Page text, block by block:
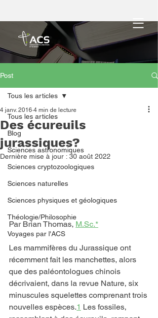
Post
Tous les articles
Blog
Sciences astronomiques
Sciences cryptozoologiques
Sciences naturelles
Sciences physiques et géologiques
Théologie/Philosophie
Voyages par l'ACS
Tous les articles
Des écureuils
jurassiques?
4 janv. 2016 4 min de lecture
Dernière mise à jour : 30 août 2022
Par Brian Thomas, M.Sc.*
Les mammifères du Jurassique ont
récemment fait les manchettes, alors
que des paléontologues chinois
décrivaient, dans la revue Nature, six
minuscules squelettes comprenant trois
nouvelles espèces.1 Les fossiles,